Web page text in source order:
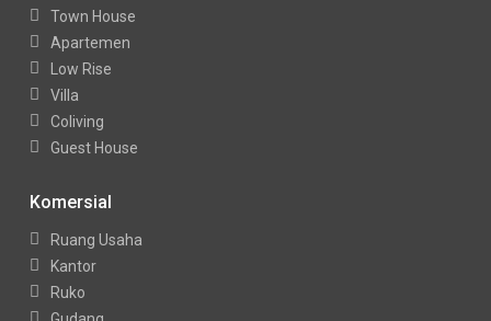
Town House
Apartemen
Low Rise
Villa
Coliving
Guest House
Komersial
Ruang Usaha
Kantor
Ruko